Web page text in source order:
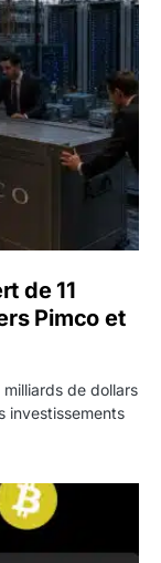
de
de 11
Pimco et
de dollars
investissements
que les